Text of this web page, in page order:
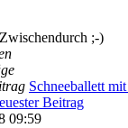
;-)
Schneeballett
Beitrag
09:59